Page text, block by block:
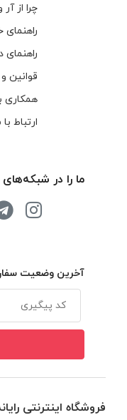
چرا از
راهنمای
قوانین
همکاری
ارتباط با
ما را در
آخرین وضعیت
فروشگاه اینترنتی